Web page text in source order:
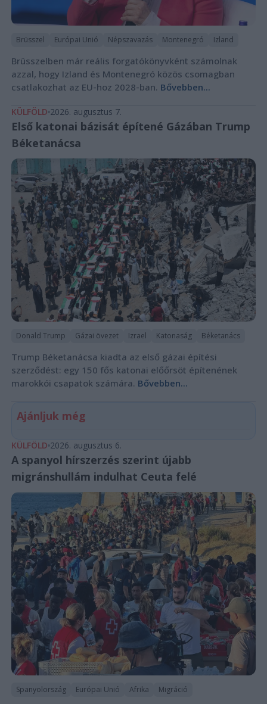
Brüsszel Európai Unió Népszavazás Montenegró Izland
Brüsszelben már reális forgatókönyvként számolnak
azzal, hogy Izland és Montenegró közös csomagban
csatlakozhat az EU-hoz 2028-ban. Bővebben...
KÜLFÖLD 2026. augusztus 7.
Első katonai bázisát építené Gázában Trump
Béketanácsa
Donald Trump Gázai övezet Izrael Katonaság Béketanács
Trump Béketanácsa kiadta az első gázai építési
szerződést: egy 150 fős katonai előőrsöt építenének
marokkói csapatok számára. Bővebben...
Ajánljuk még
KÜLFÖLD 2026. augusztus 6.
A spanyol hírszerzés szerint újabb
migránshullám indulhat Ceuta felé
Spanyolország Európai Unió Afrika Migráció